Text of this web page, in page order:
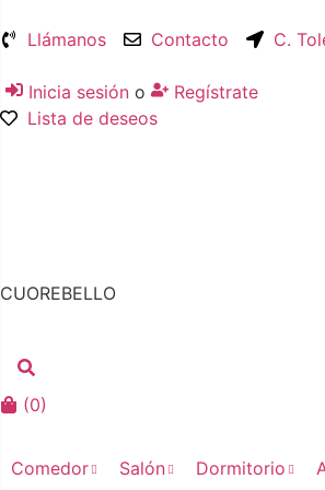
Llámanos Contacto C.
Inicia sesión o
Regístrate
Lista de deseos
CUOREBELLO
(0)
Comedor Salón Dormitorio